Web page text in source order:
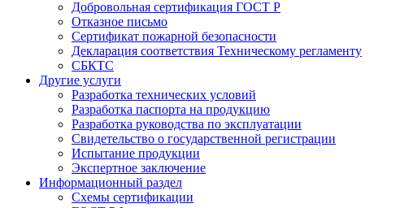
Добровольная сертификация ГОСТ Р
Отказное письмо
Сертификат пожарной безопасности
Декларация соответствия Техническому регламенту
СБКТС
Другие услуги
Разработка технических условий
Разработка паспорта на продукцию
Разработка руководства по эксплуатации
Свидетельство о государственной регистрации
Испытание продукции
Экспертное заключение
Информационный раздел
Схемы сертификации